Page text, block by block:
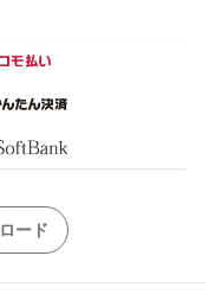
ード